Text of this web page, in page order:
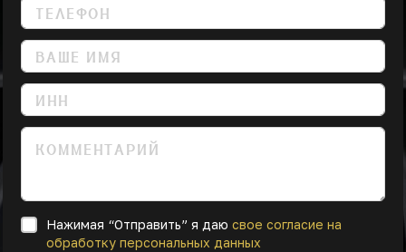
Нажимая “Отправить” я даю свое согласие на
обработку персональных данных